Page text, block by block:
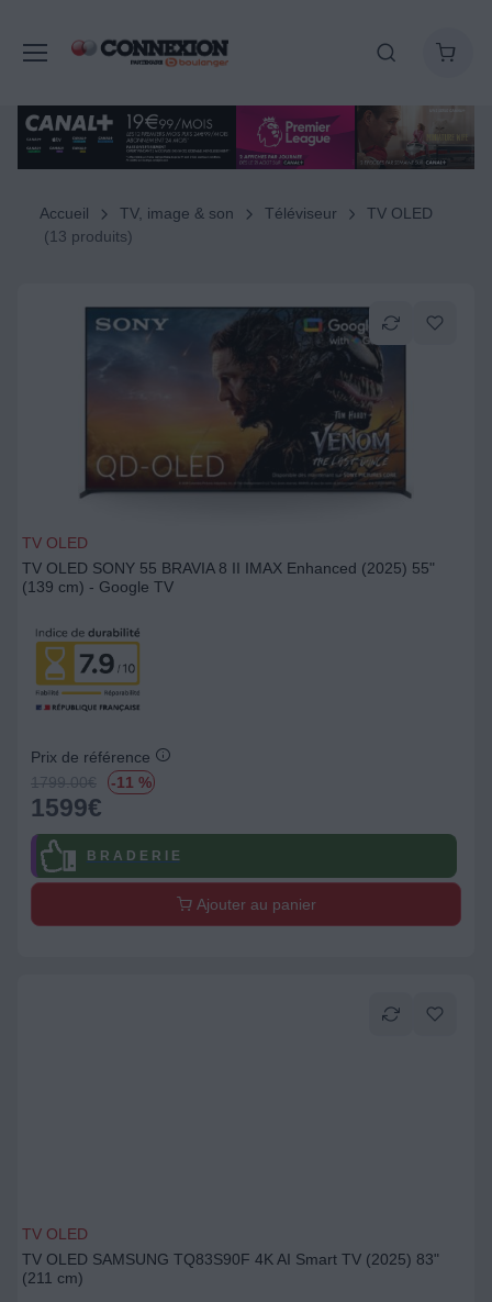
Accueil TV, image & son Téléviseur
TV OLED
(13 produits)
TV OLED
TV OLED SONY 55 BRAVIA 8 II IMAX Enhanced (2025) 55"
(139 cm) - Google TV
Prix de référence
1799.00€ -11 %
1599€
B R A D E R I E
Ajouter au panier
TV OLED
TV OLED SAMSUNG TQ83S90F 4K AI Smart TV (2025) 83"
(211 cm)